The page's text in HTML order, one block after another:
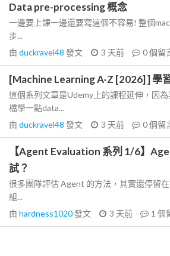
Data pre-processing 概念
一邊要上課一邊還要寫這個不容易! 整個
步...
由 duckravel48 發文 3 天前 0個留
[Machine Learning A-Z [2026] ] 學
這個系列文章是Udemy上的課程延伸，因
檔學一點data...
由 duckravel48 發文 3 天前 0個留
【Agent Evaluation 系列 1/6】
試？
很多團隊評估 Agent 的方法，其實還停留
組...
由 hardness1020發文 3 天前 1 個